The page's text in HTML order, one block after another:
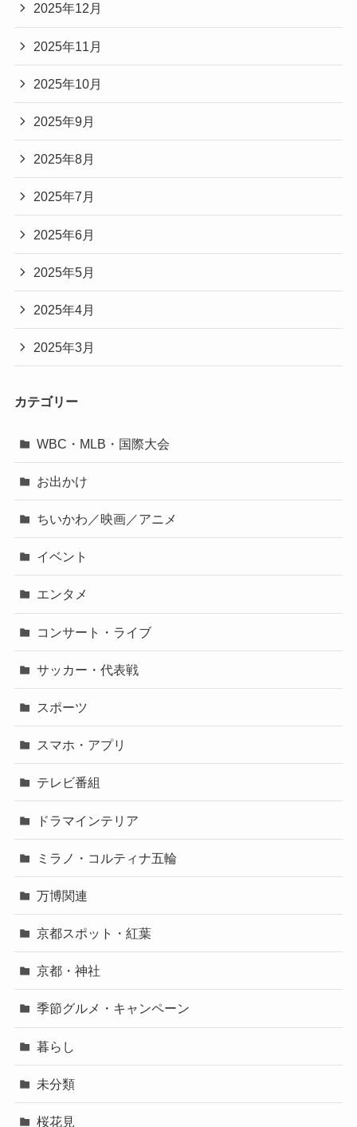
2025年12月
2025年11月
2025年10月
2025年9月
2025年8月
2025年7月
2025年6月
2025年5月
2025年4月
2025年3月
カテゴリー
WBC・MLB・国際大会
お出かけ
ちいかわ／映画／アニメ
イベント
エンタメ
コンサート・ライブ
サッカー・代表戦
スポーツ
スマホ・アプリ
テレビ番組
ドラマインテリア
ミラノ・コルティナ五輪
万博関連
京都スポット・紅葉
京都・神社
季節グルメ・キャンペーン
暮らし
未分類
桜花見